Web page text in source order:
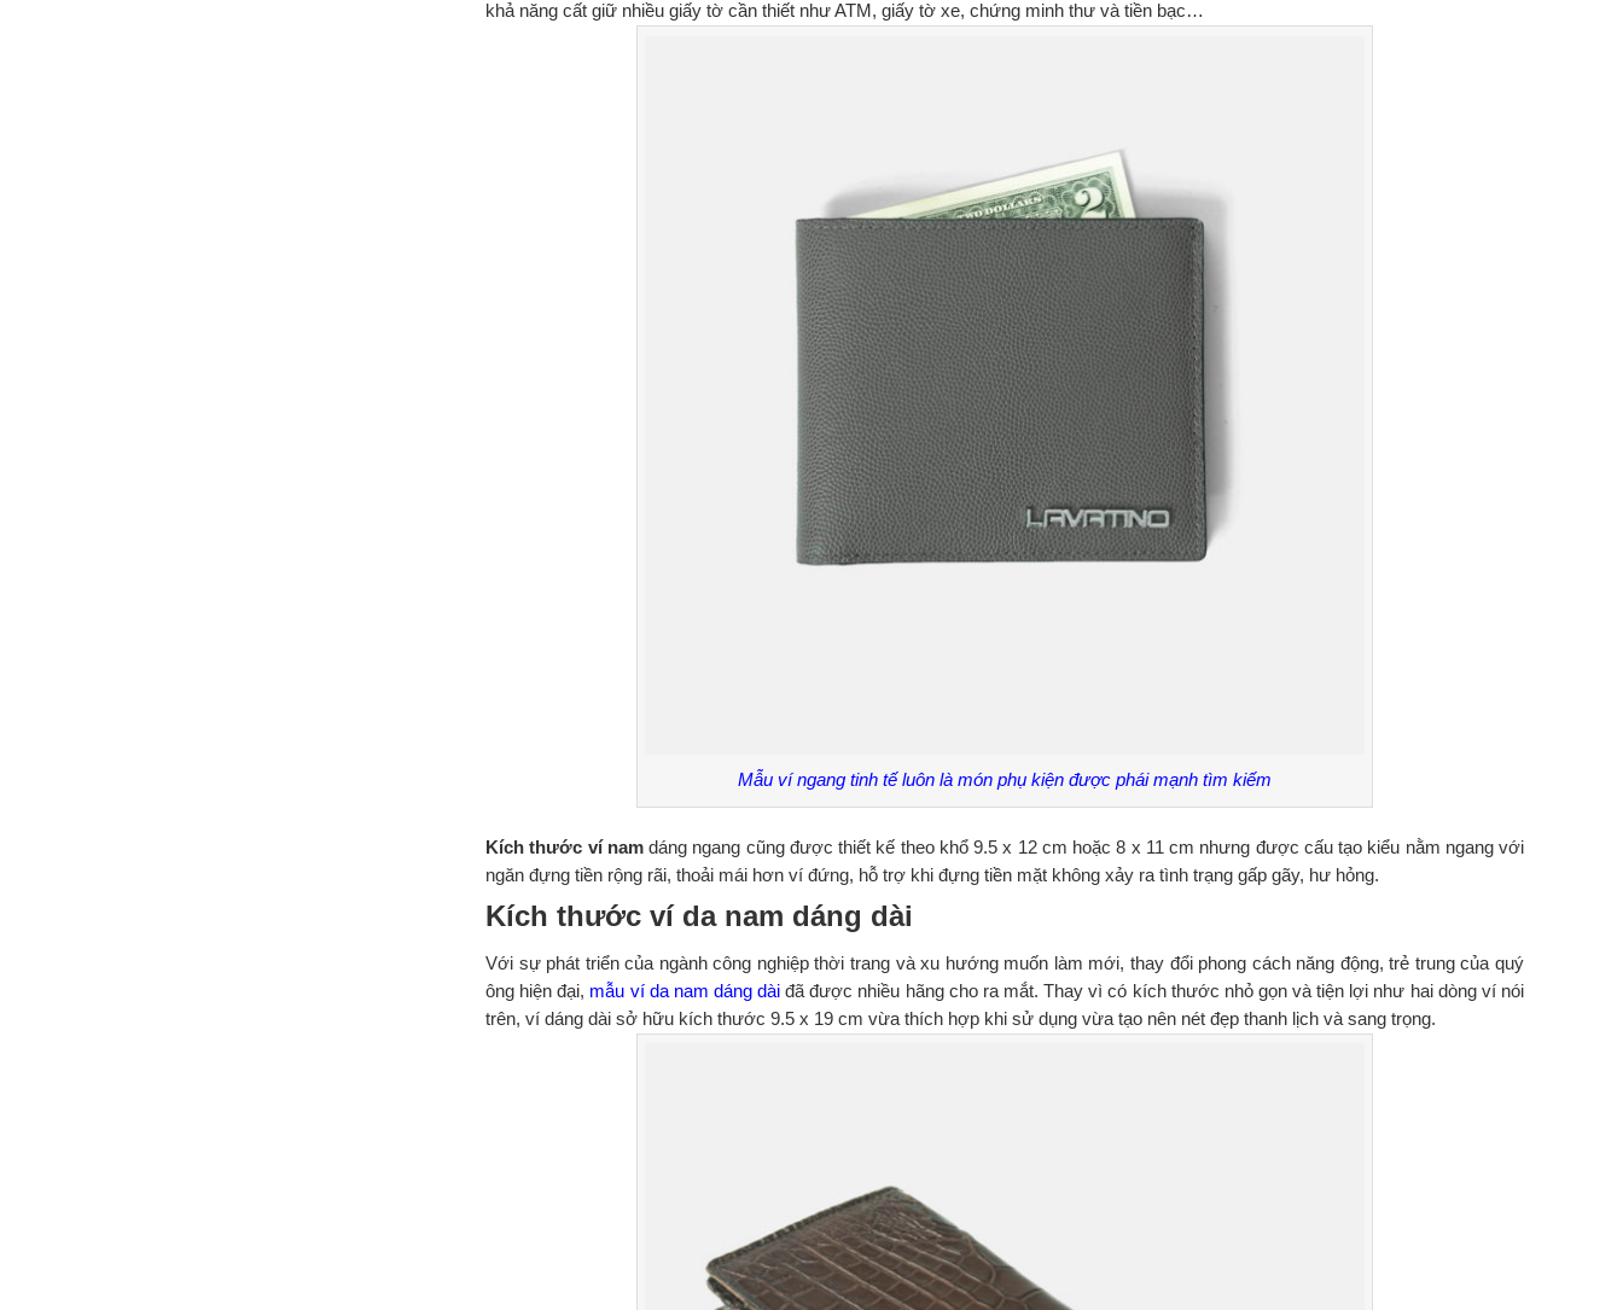
khả năng cất giữ nhiều giấy tờ cần thiết như ATM, giấy tờ xe, chứng minh thư và tiền bạc…
Mẫu ví ngang tinh tế luôn là món phụ kiện được phái mạnh tìm kiếm
Kích thước ví namdáng ngang cũng được thiết kế theo khổ 9.5 x 12 cm hoặc 8 x 11 cm nhưng được cấu tạo kiểu nằm ngang với
ngăn đựng tiền rộng rãi, thoải mái hơn ví đứng, hỗ trợ khi đựng tiền mặt không xảy ra tình trạng gấp gãy, hư hỏng.
Kích thước ví da nam dáng dài
Với sự phát triển của ngành công nghiệp thời trang và xu hướng muốn làm mới, thay đổi phong cách năng động, trẻ trung của quý
ông hiện đại, mẫu ví da nam dáng dài đã được nhiều hãng cho ra mắt. Thay vì có kích thước nhỏ gọn và tiện lợi như hai dòng ví nói
trên, ví dáng dài sở hữu kích thước 9.5 x 19 cm vừa thích hợp khi sử dụng vừa tạo nên nét đẹp thanh lịch và sang trọng.